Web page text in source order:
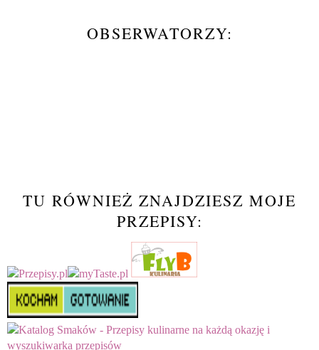
OBSERWATORZY:
TU RÓWNIEŻ ZNAJDZIESZ MOJE
PRZEPISY: